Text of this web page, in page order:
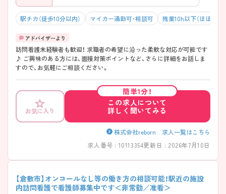
駅チカ（徒歩10分以内） マイカー通勤可・相談可 残業10h以下（ほぼなし）
訪問看護未経験者も歓迎！ 求職者の希望に沿った柔軟な対応が可能です
♪ ご興味のある方には、面接対策ポイントなど、さらに詳細をお話しま
すので、お気軽にご相談ください。
お気に入り
簡単1分！
この求人について
詳しく聞いてみる
株式会社reborn 求人一覧はこちら
求人番号 : 10113354更新日 : 2026年7月10日
【倉敷市】オンコールなし等の働き方の相談可能！駅近の施設
内訪問看護で看護師募集中です＜非常勤／准看＞